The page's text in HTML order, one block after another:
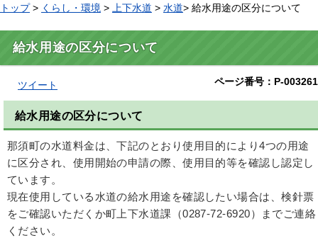
トップ> くらし・環境 > 上下水道 > 水道> 給水用途の区分について
給水用途の区分について
ページ番号：P-003261
ツイート
給水用途の区分について
那須町の水道料金は、下記のとおり使用目的により4つの用途
に区分され、使用開始の申請の際、使用目的等を確認し認定し
ています。
現在使用している水道の給水用途を確認したい場合は、検針票
をご確認いただくか町上下水道課（0287-72-6920）までご連絡
ください。